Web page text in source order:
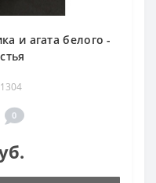
и агата белого -
0